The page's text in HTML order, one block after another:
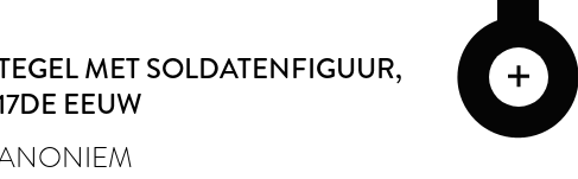
MET SOLDATENFIGUUR,
EEUW